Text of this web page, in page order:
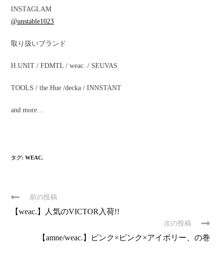
INSTAGLAM
@unstable1023
取り扱いブランド
H.UNIT / FDMTL / weac. / SEUVAS
TOOLS / the Hue /decka / INNSTANT
and more…
タグ:WEAC.
前の投稿
【weac.】人気のVICTOR入荷!!
次の投稿
【amne/weac.】ピンク×ピンク×アイボリー、の巻